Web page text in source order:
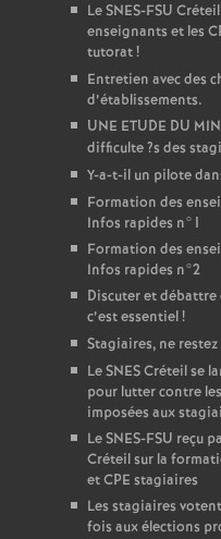
LeSNES-FSU
enseignants et les
tutorat!
Entretien avec des
d’établissements.
UNE ETUDE DU
difficulte?s des
Y-a-t-il un pilote
Formation des
Infos rapides n°1
Formation des
Infos rapides n°2
Discuter et
c’est essentiel!
Stagiaires, ne restez
LeSNESCréteil se
pour lutter contre
imposées aux
LeSNES-FSU reçu
Créteil sur la
etCPE stagiaires
Les stagiaires
fois aux élections